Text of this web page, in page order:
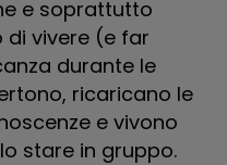
e soprattutto
di vivere (e far
durante le
ricaricano le
e vivono
stare in gruppo.